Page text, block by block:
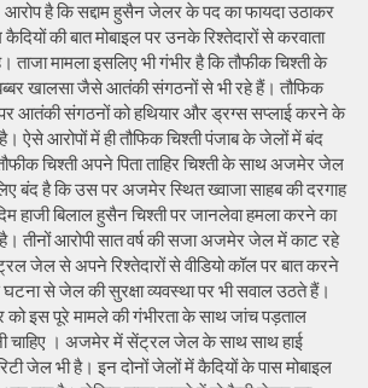
आरोप है कि सद्दाम हुसैन जेलर के पद का फायदा उठाकर
की बात मोबाइल पर उनके रिश्तेदारों से करवाता
ताजा मामला इसलिए भी गंभीर है कि तौफीक चिश्ती के
खालसा जैसे आतंकी संगठनों से भी रहे हैं। तौफिक
पर आतंकी संगठनों को हथियार और ड्रग्स सप्लाई करने के
ऐसे आरोपों में ही तौफिक चिश्ती पंजाब के जेलों में बंद
चिश्ती अपने पिता ताहिर चिश्ती के साथ अजमेर जेल
बंद है कि उस पर अजमेर स्थित ख्वाजा साहब की दरगाह
हाजी बिलाल हुसैन चिश्ती पर जानलेवा हमला करने का
तीनों आरोपी सात वर्ष की सजा अजमेर जेल में काट रहे
जेल से अपने रिश्तेदारों से वीडियो कॉल पर बात करने
से जेल की सुरक्षा व्यवस्था पर भी सवाल उठते हैं।
को इस पूरे मामले की गंभीरता के साथ जांच पड़ताल
चाहिए । अजमेर में सेंट्रल जेल के साथ साथ हाई
जेल भी है। इन दोनों जेलों में कैदियों के पास मोबाइल